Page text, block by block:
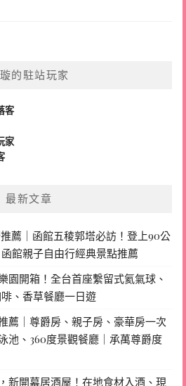
的駐站玩家
客
家
最新文章
薦｜函館五稜郭塔必訪！登上90公
館親子自由行經典景點推薦
園開箱！全台首座繫留式氦氣球、
、香草餐廳一日遊
薦｜尊爵房、親子房、豪華房一次
池、360度景觀餐廳｜承萬尊爵度
新開幕居酒屋！在地食材入酒、現